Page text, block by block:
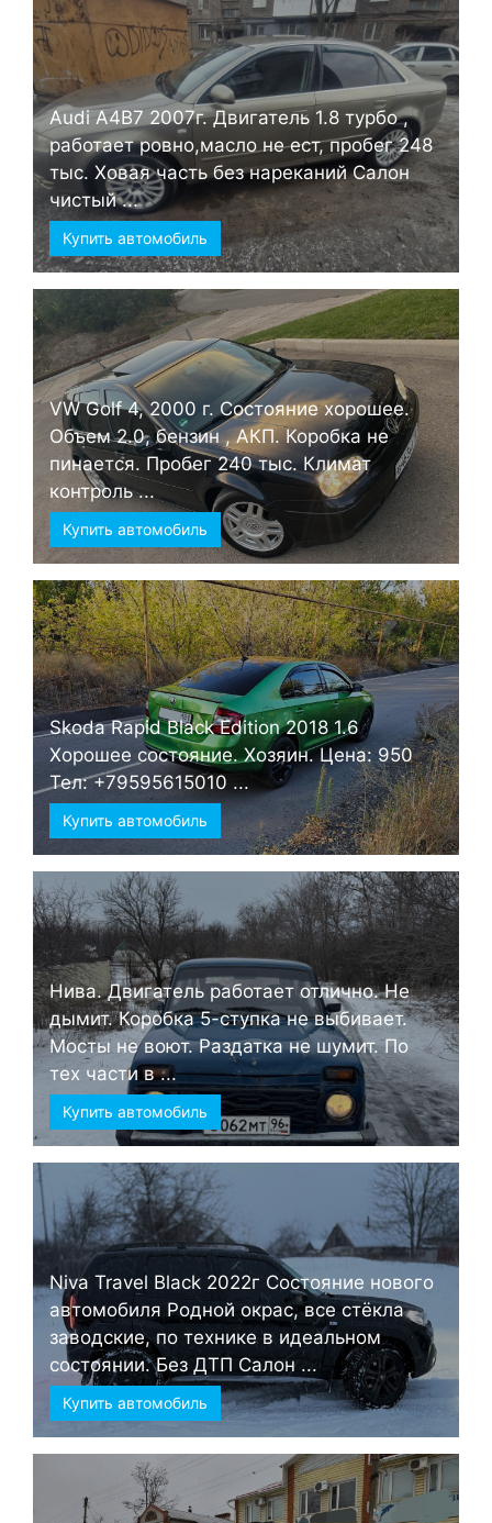
Audi А4B7 2007г. Двигатель 1.8 турбо ,
работает ровно,масло не ест, пробег 248
тыс. Ховая часть без нареканий Салон
чистый ...
Купить автомобиль
VW Golf 4, 2000 г. Состояние хорошее.
Объем 2.0, бензин , АКП. Коробка не
пинается. Пробег 240 тыс. Климат
контроль ...
Купить автомобиль
Skoda Rapid Black Edition 2018 1.6
Хорошее состояние. Хозяин. Цена: 950
Тел: +79595615010 ...
Купить автомобиль
Нива. Двигатель работает отлично. Не
дымит. Коробка 5-ступка не выбивает.
Мосты не воют. Раздатка не шумит. По
тех части в ...
Купить автомобиль
Niva Travel Black 2022г Состояние нового
автомобиля Родной окрас, все стёкла
заводские, по технике в идеальном
состоянии. Без ДТП Салон ...
Купить автомобиль